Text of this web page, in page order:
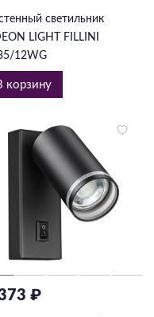
светильник
LIGHT FILLINI
12WG
корзину
₽